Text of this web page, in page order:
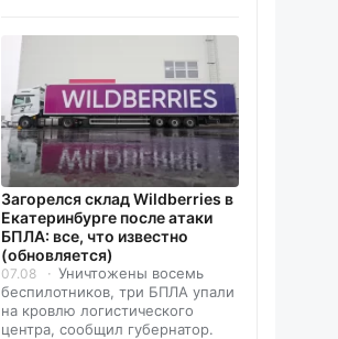
Загорелся склад Wildberries в
Екатеринбурге после атаки
БПЛА: все, что известно
(обновляется)
07.08
Уничтожены восемь
беспилотников, три БПЛА упали
на кровлю логистического
центра, сообщил губернатор.